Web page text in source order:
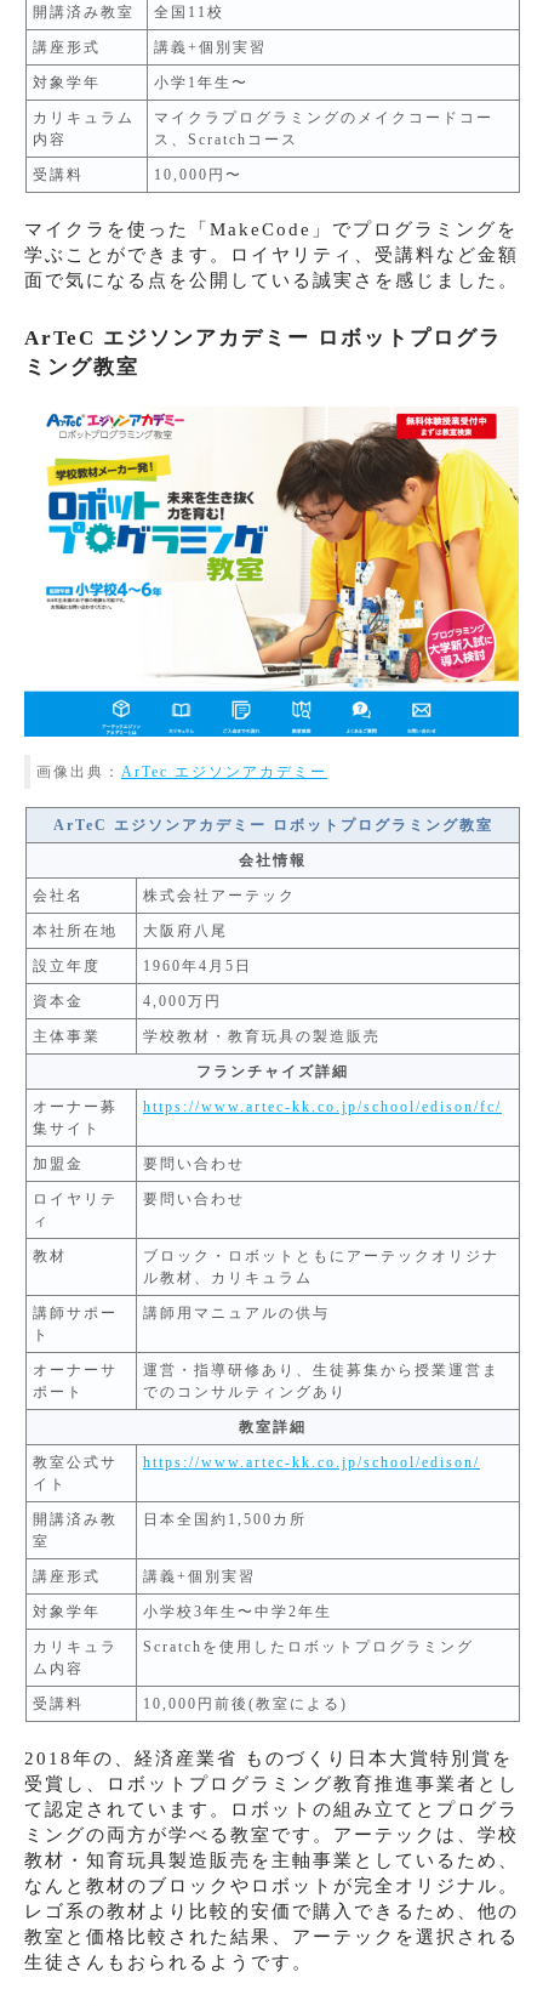
開講済み教室 全国11校
講座形式 講義+個別実習
対象学年 小学1年生〜
カリキュラム
内容
マイクラプログラミングのメイクコードコー
ス、Scratchコース
受講料 10,000円〜
マイクラを使った「MakeCode」でプログラミングを
学ぶことができます。ロイヤリティ、受講料など金額
面で気になる点を公開している誠実さを感じました。
ArTeC エジソンアカデミー ロボットプログラ
ミング教室
画像出典： ArTec エジソンアカデミー
ArTeC エジソンアカデミー ロボットプログラミング教室
会社情報
会社名 株式会社アーテック
本社所在地 大阪府八尾
設立年度 1960年4月5日
資本金 4,000万円
主体事業 学校教材・教育玩具の製造販売
フランチャイズ詳細
オーナー募
集サイト
https://www.artec-kk.co.jp/school/edison/fc/
加盟金 要問い合わせ
ロイヤリテ
ィ
要問い合わせ
教材
ブロック・ロボットともにアーテックオリジナ
ル教材、カリキュラム
講師サポー
ト
講師用マニュアルの供与
オーナーサ
ポート
運営・指導研修あり、生徒募集から授業運営ま
でのコンサルティングあり
教室詳細
教室公式サ
イト
https://www.artec-kk.co.jp/school/edison/
開講済み教
室
日本全国約1,500カ所
講座形式 講義+個別実習
対象学年 小学校3年生〜中学2年生
カリキュラ
ム内容
Scratchを使用したロボットプログラミング
受講料 10,000円前後(教室による)
2018年の、経済産業省 ものづくり日本大賞特別賞を
受賞し、ロボットプログラミング教育推進事業者とし
て認定されています。ロボットの組み立てとプログラ
ミングの両方が学べる教室です。アーテックは、学校
教材・知育玩具製造販売を主軸事業としているため、
なんと教材のブロックやロボットが完全オリジナル。
レゴ系の教材より比較的安価で購入できるため、他の
教室と価格比較された結果、アーテックを選択される
生徒さんもおられるようです。